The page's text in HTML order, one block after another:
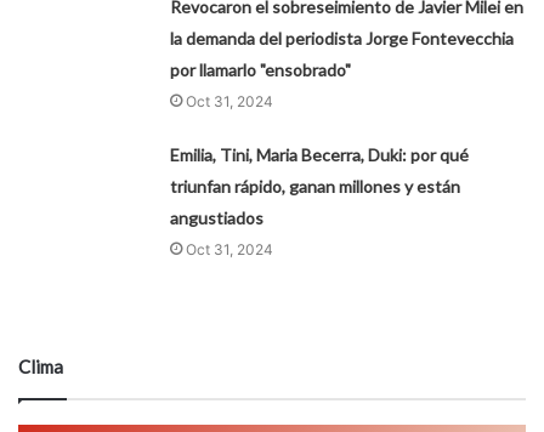
Revocaron el sobreseimiento de Javier Milei en
la demanda del periodista Jorge Fontevecchia
por llamarlo "ensobrado"
Oct 31, 2024
Emilia, Tini, Maria Becerra, Duki: por qué
triunfan rápido, ganan millones y están
angustiados
Oct 31, 2024
Clima